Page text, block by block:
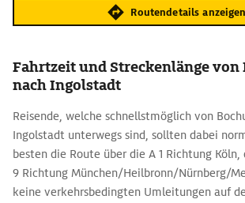
Routendetails anzeigen
Fahrtzeit und Streckenlänge von
nach Ingolstadt
Reisende, welche schnellstmöglich von
Ingolstadt unterwegs sind, sollten dabei
besten die Route über die A 1 Richtung Köln,
9 Richtung München/Heilbronn/Nürnberg/
keine verkehrsbedingten Umleitungen auf